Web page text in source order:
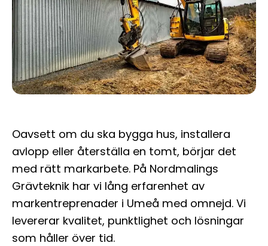
Oavsett om du ska bygga hus, installera
avlopp eller återställa en tomt, börjar det
med rätt markarbete. På Nordmalings
Grävteknik har vi lång erfarenhet av
markentreprenader i Umeå med omnejd. Vi
levererar kvalitet, punktlighet och lösningar
som håller över tid.